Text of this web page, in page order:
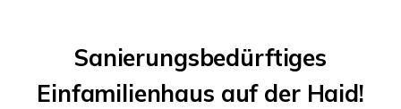
Sanierungsbedürftiges
Einfamilienhaus auf der Haid!